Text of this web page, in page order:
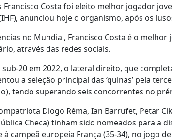
Costa foi eleito melhor jogador
anunciou hoje o organismo, após os
no Mundial, Francisco Costa é o
através das redes sociais.
20 em 2022, o lateral direito, que
a seleção principal das ‘quinas’ pela
tendo superando seis concorrentes no
Diogo Rêma, Ian Barrufet, Petar
Checa) tinham sido nomeados para a
campeã europeia França (35-34), no jogo